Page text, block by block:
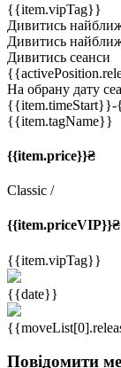
{{item.vipTag}}
Дивитись
Дивитись
Дивитись сеанси
На обрану дату
{{item.timeStart}}-
{{item.tagName}}
{{item.price}}₴
Classic /
{{item.priceVIP}}₴
{{item.vipTag}}
{{date}}
Повідомити